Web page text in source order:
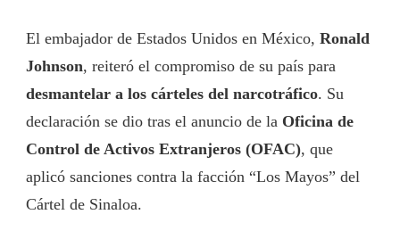
El embajador de Estados Unidos en México, Ronald
Johnson, reiteró el compromiso de su país para
desmantelar a los cárteles del narcotráfico. Su
declaración se dio tras el anuncio de la Oficina de
Control de Activos Extranjeros (OFAC), que
aplicó sanciones contra la facción “Los Mayos” del
Cártel de Sinaloa.